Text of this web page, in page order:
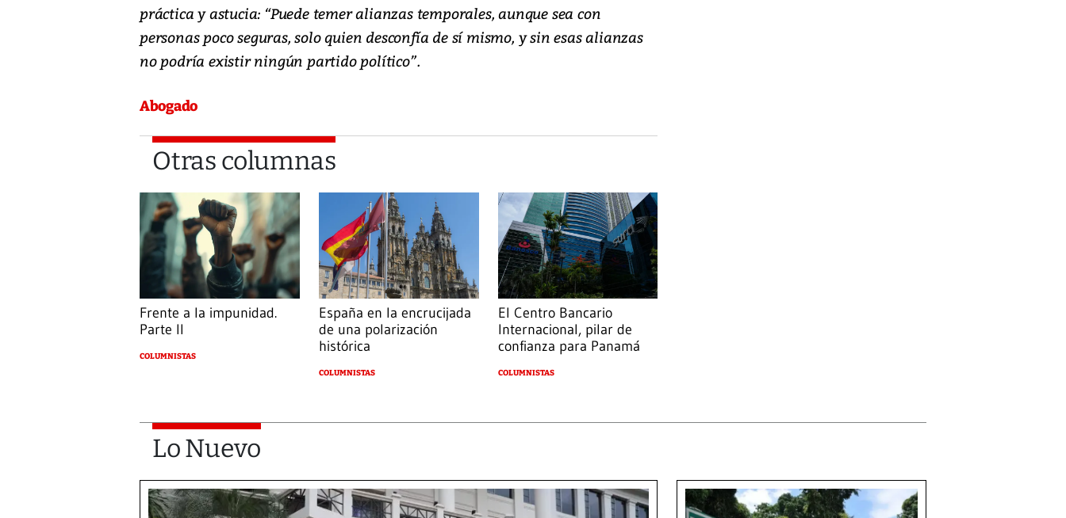
práctica y astucia: “Puede temer alianzas temporales, aunque sea con
personas poco seguras, solo quien desconfía de sí mismo, y sin esas alianzas
no podría existir ningún partido político”.
Abogado
Otras columnas
Frente a la impunidad.
Parte II
COLUMNISTAS
España en la encrucijada
de una polarización
histórica
COLUMNISTAS
El Centro Bancario
Internacional, pilar de
confianza para Panamá
COLUMNISTAS
Lo Nuevo